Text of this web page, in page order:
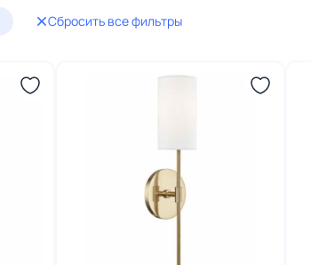
Сбросить все фильтры